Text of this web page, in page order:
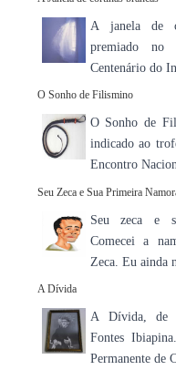
A janela de
premiado no
Centenário do
O Sonho de Filismino
O Sonho de
indicado ao
Encontro
Seu Zeca e Sua Primeira
Seu zeca e
Comecei a
Zeca. Eu ainda
A Dívida
A Dívida, de
Fontes
Permanente de